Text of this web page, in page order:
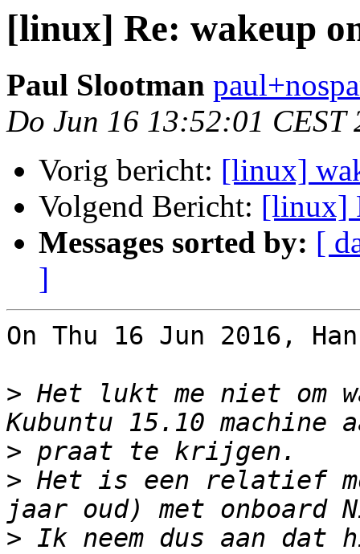
[linux] Re: wakeup
Paul Slootman
Do Jun 16 13:52:01 CEST
Vorig bericht: [linux]
Volgend Bericht: [linux]
Messages sorted by: [
]
On Thu 16 Jun 2016,
> Het lukt me niet om
>
> Het is een relatief
> Ik neem dus aan